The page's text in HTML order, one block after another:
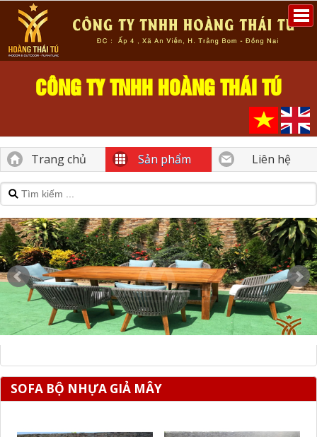
CÔNG TY TNHH HOÀNG THÁI TÚ
Trang chủ Sản phẩm Liên hệ
SOFA BỘ NHỰA GIẢ MÂY